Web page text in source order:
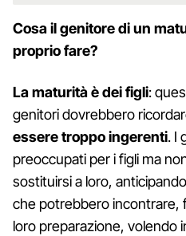
Cosa il genitore di un
proprio fare?
La maturità è dei figli:
genitori dovrebbero
essere troppo ingerenti. I
preoccupati per i figli ma
sostituirsi a loro,
che potrebbero incontrare,
loro preparazione, volendo